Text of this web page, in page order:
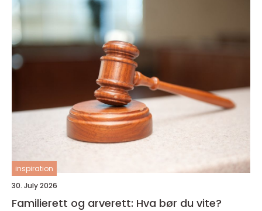
inspiration
30. July 2026
Familierett og arverett: Hva bør du vite?